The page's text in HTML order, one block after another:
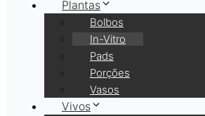
Plantas
Bolbos
In-Vitro
Pads
Porções
Vasos
Vivos